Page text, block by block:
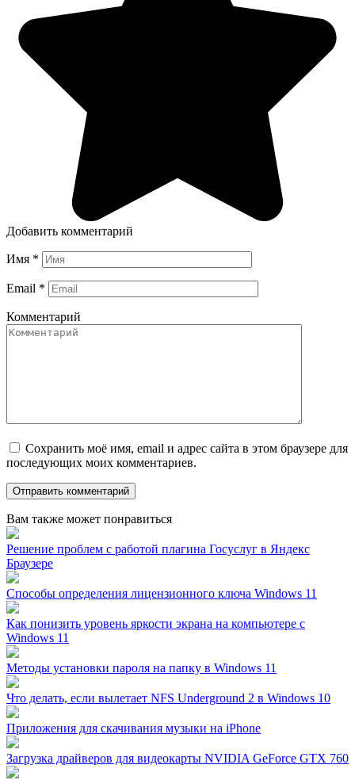
Добавить комментарий
Имя *
Email *
Комментарий
Сохранить моё имя, email и адрес сайта в этом браузере для
последующих моих комментариев.
Вам также может понравиться
Решение проблем с работой плагина Госуслуг в Яндекс
Браузере
Способы определения лицензионного ключа Windows 11
Как понизить уровень яркости экрана на компьютере с
Windows 11
Методы установки пароля на папку в Windows 11
Что делать, если вылетает NFS Underground 2 в Windows 10
Приложения для скачивания музыки на iPhone
Загрузка драйверов для видеокарты NVIDIA GeForce GTX 760